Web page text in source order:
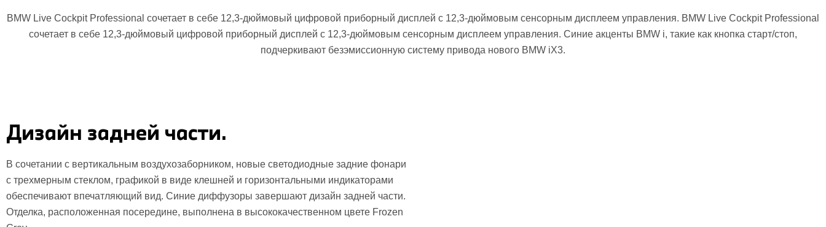
BMW Live Cockpit Professional сочетает в себе 12,3-дюймовый цифровой приборный дисплей с 12,3-дюймовым сенсорным дисплеем управления. BMW Live Cockpit Professional
сочетает в себе 12,3-дюймовый цифровой приборный дисплей с 12,3-дюймовым сенсорным дисплеем управления. Синие акценты BMW i, такие как кнопка старт/стоп,
подчеркивают безэмиссионную систему привода нового BMW iX3.
Дизайн задней части.
В сочетании с вертикальным воздухозаборником, новые светодиодные задние фонари
с трехмерным стеклом, графикой в виде клешней и горизонтальными индикаторами
обеспечивают впечатляющий вид. Синие диффузоры завершают дизайн задней части.
Отделка, расположенная посередине, выполнена в высококачественном цвете Frozen